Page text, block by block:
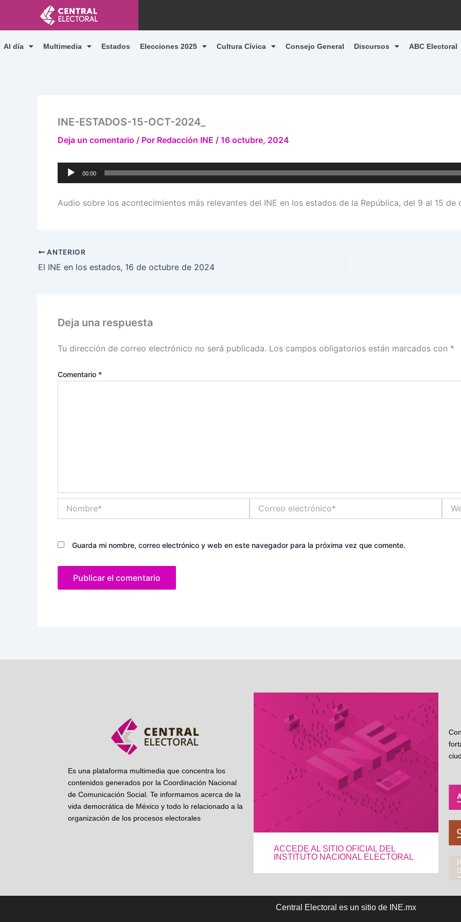
contenido
Al día Multimedia Estados Elecciones 2025 Cultura Cívica Consejo General Discursos ABC Electoral
INE-ESTADOS-15-OCT-2024_
Deja un comentario / Por Redacción INE / 16 octubre, 2024
Reproductor
de
00:00
Audio sobre los acontecimientos más relevantes del INE en los estados de la República, del 9 al 15 de
ANTERIOR
El INE en los estados, 16 de octubre de 2024
Deja una respuesta
Tu dirección de correo electrónico no será publicada. Los campos obligatorios están marcados con *
Comentario *
electrónico*
Guarda mi nombre, correo electrónico y web en este navegador para la próxima vez que comente.
Es una plataforma multimedia que concentra los
contenidos generados por la Coordinación Nacional
de Comunicación Social. Te informamos acerca de la
vida democrática de México y todo lo relacionado a la
organización de los procesos electorales
ACCEDE AL SITIO OFICIAL DEL
INSTITUTO NACIONAL ELECTORAL
Central Electoral es un sitio de INE.mx